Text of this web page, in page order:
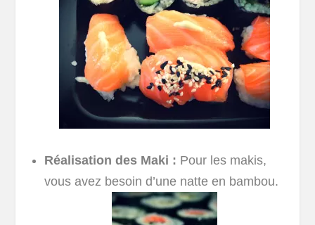
Réalisation des Maki : Pour les makis,
vous avez besoin d’une natte en bambou.